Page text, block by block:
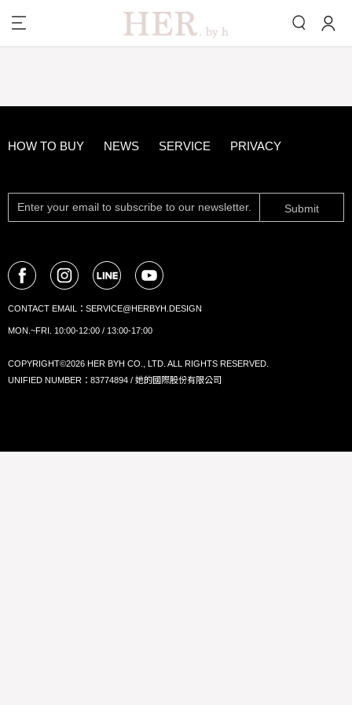
HOW TO BUY NEWS SERVICE PRIVACY
Submit
CONTACT EMAIL： SERVICE@HERBYH.DESIGN
MON.~FRI. 10:00-12:00 / 13:00-17:00
COPYRIGHT©2026 HER BYH CO., LTD. ALL RIGHTS RESERVED.
UNIFIED NUMBER：83774894 / 她的國際股份有限公司